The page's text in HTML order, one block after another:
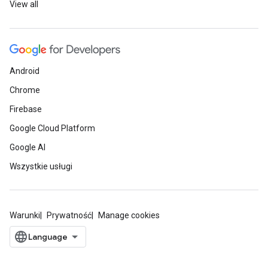
View all
Android
Chrome
Firebase
Google Cloud Platform
Google AI
Wszystkie usługi
Warunki Prywatność Manage cookies